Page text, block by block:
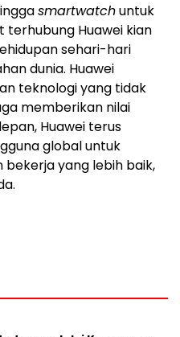
smartwatchuntuk
Huawei kian
sehari-hari
dunia. Huawei
teknologi yang tidak
memberikan nilai
Huawei terus
global untuk
bekerja yang lebih baik,